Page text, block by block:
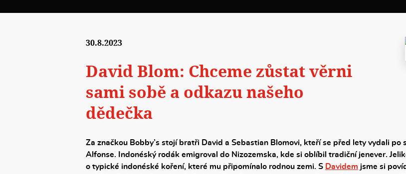
30.8.2023
David Blom: Chceme zůstat věrni
sami sobě a odkazu našeho
dědečka
Za značkou Bobby’s stojí bratři David a Sebastian Blomovi, kteří se před lety vydali po
Alfonse. Indonéský rodák emigroval do Nizozemska, kde si oblíbil tradiční jenever.
o typické indonéské koření, které mu připomínalo rodnou zemi. S Davidem jsme si